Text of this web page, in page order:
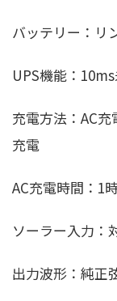
バッテリー：リ
UPS機能：
充電方法：AC
充電
AC充電時間：1
ソーラー入力：
出力波形：純正